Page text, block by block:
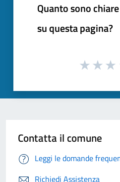
Quanto sono
su questa pagina?
Contatta il comune
Leggi le domande
Richiedi Assistenza